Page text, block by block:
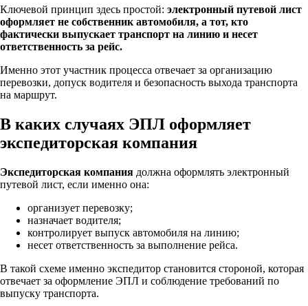
Ключевой принцип здесь простой: электронный путевой лист
оформляет не собственник автомобиля, а тот, кто
фактически выпускает транспорт на линию и несет
ответственность за рейс.
Именно этот участник процесса отвечает за организацию
перевозки, допуск водителя и безопасность выхода транспорта
на маршрут.
В каких случаях ЭПЛ оформляет
экспедиторская компания
Экспедиторская компания должна оформлять электронный
путевой лист, если именно она:
организует перевозку;
назначает водителя;
контролирует выпуск автомобиля на линию;
несет ответственность за выполнение рейса.
В такой схеме именно экспедитор становится стороной, которая
отвечает за оформление ЭПЛ и соблюдение требований по
выпуску транспорта.